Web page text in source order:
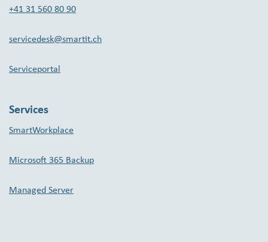
+41 31 560 80 90
servicedesk@smartit.ch
Serviceportal
Services
SmartWorkplace
Microsoft 365 Backup
Managed Server